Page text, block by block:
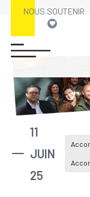
NOUS SOUTENIR
11
JUIN
25